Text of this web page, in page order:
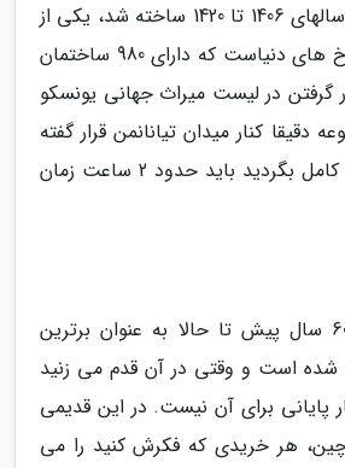
شهر ممنوعه که بین سالهای 1406 تا 1420 ساخته شد، یکی از
بزرگترین مجموعه کاخ های دنیاست که دارای 980 ساختمان
گرفتن در لیست میراث جهانی یونسکو
کنار میدان تیانانمن قرار گفته
و اگر بخواهید آن را کامل بگردید باید حدود 2 ساعت زمان
خیابان قیانمن از 600 سال پیش تا حالا به عنوان برترین
شده است و وقتی در آن قدم می زنید
پایانی برای آن نیست. در این قدیمی
هر خریدی که فکرش کنید را می